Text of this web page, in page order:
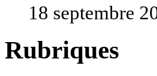
18 septembre
Rubriques